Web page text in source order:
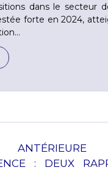
dans le secteur
forte en 2024,
: DEUX